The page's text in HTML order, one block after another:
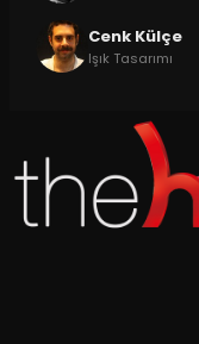
Cenk Külçe
Işık Tasarımı